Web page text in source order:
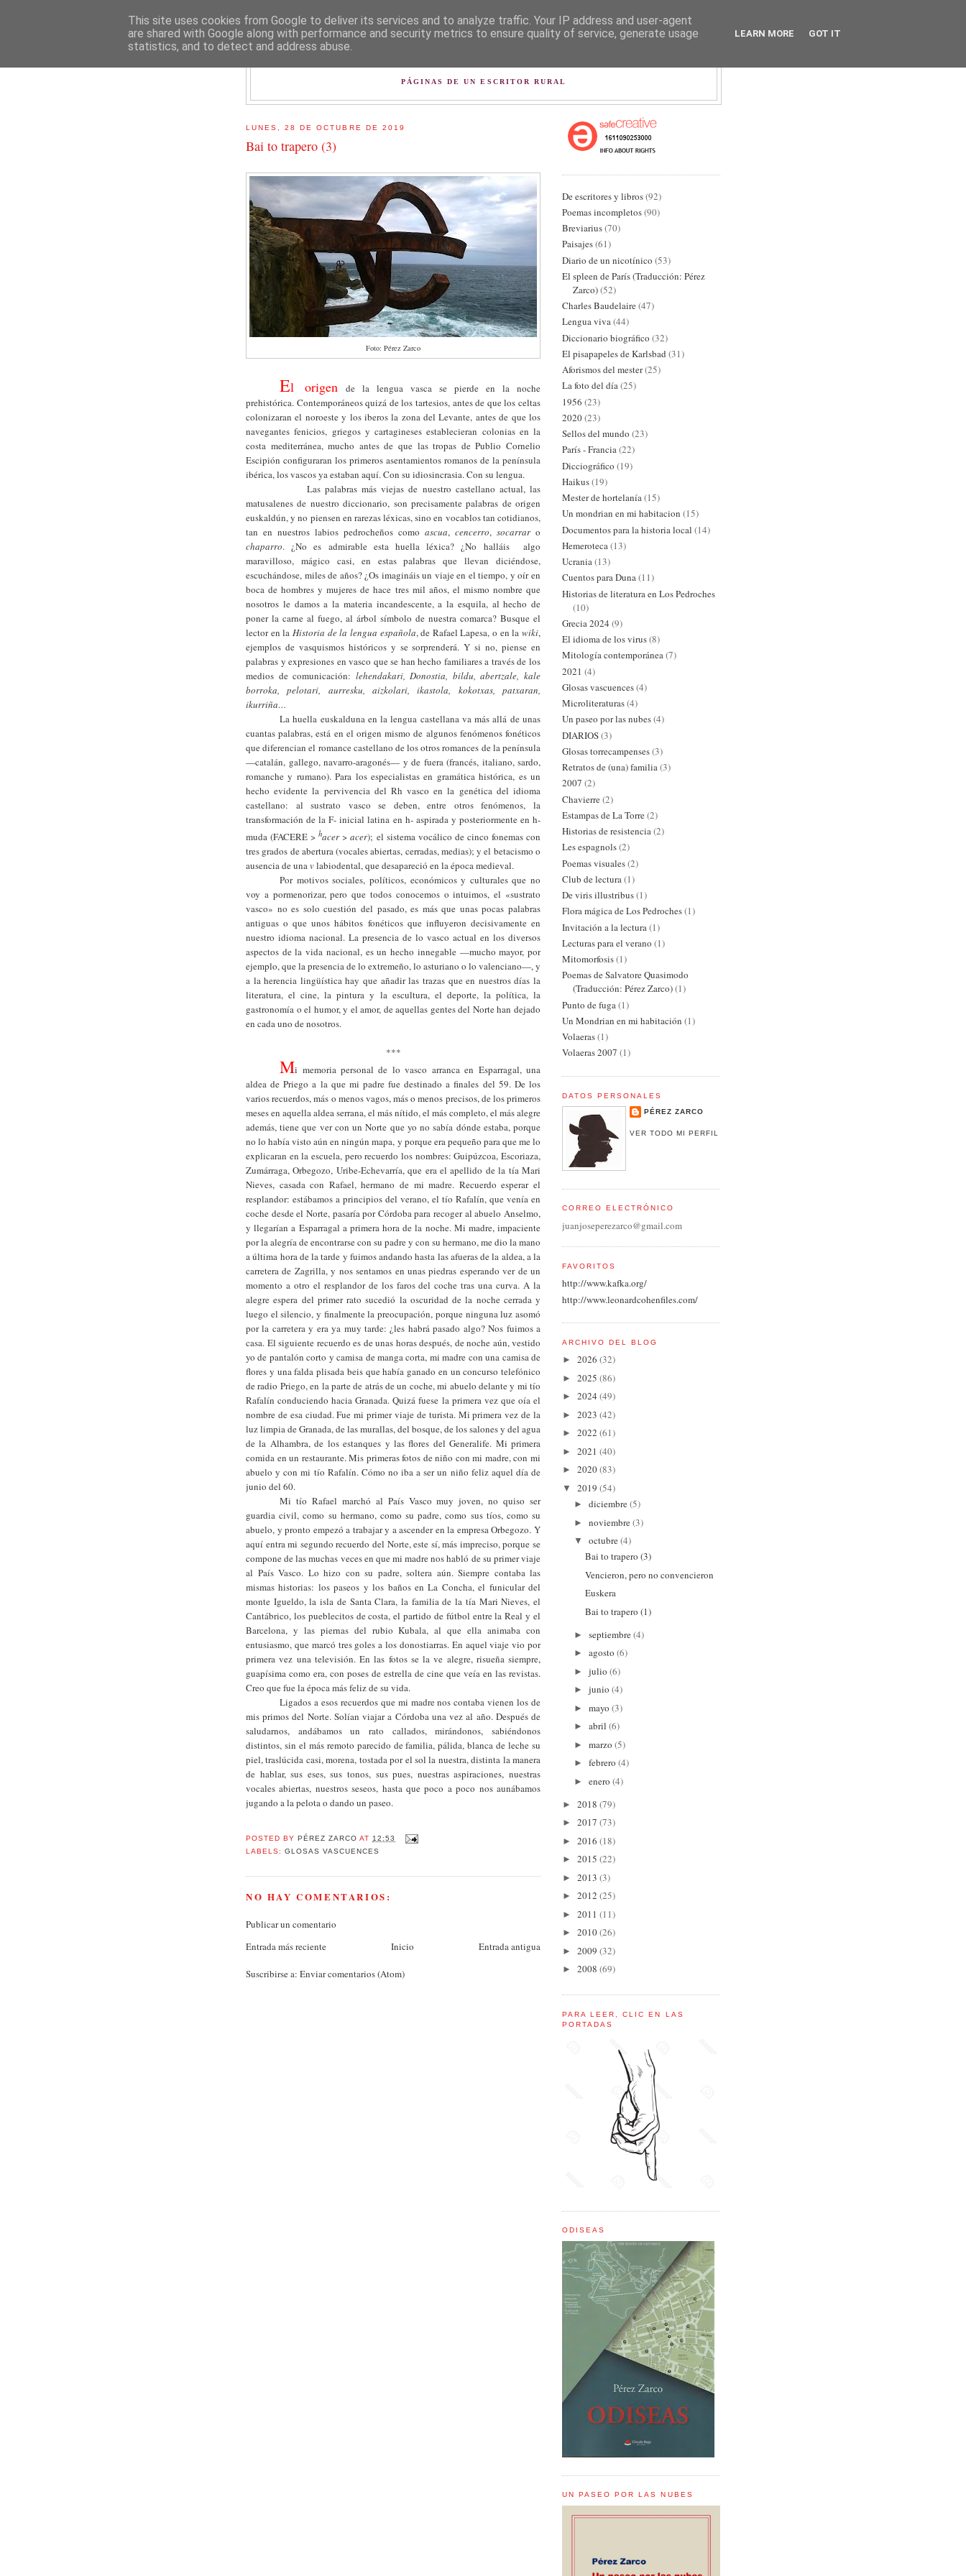
PÁGINAS DE UN ESCRITOR RURAL
LUNES, 28 DE OCTUBRE DE 2019
Bai to trapero (3)
Foto: Pérez Zarco
El origen de la lengua vasca se pierde en la noche
prehistórica. Contemporáneos quizá de los tartesios, antes de que los celtas
colonizaran el noroeste y los iberos la zona del Levante, antes de que los
navegantes fenicios, griegos y cartagineses establecieran colonias en la
costa mediterránea, mucho antes de que las tropas de Publio Cornelio
Escipión configuraran los primeros asentamientos romanos de la península
ibérica, los vascos ya estaban aquí. Con su idiosincrasia. Con su lengua.
Las palabras más viejas de nuestro castellano actual, las
matusalenes de nuestro diccionario, son precisamente palabras de origen
euskaldún, y no piensen en rarezas léxicas, sino en vocablos tan cotidianos,
tan en nuestros labios pedrocheños como ascua, cencerro, socarraro
chaparro. ¿No es admirable esta huella léxica? ¿No halláis
algo
maravilloso, mágico casi, en estas palabras que llevan diciéndose,
escuchándose, miles de años? ¿Os imagináis un viaje en el tiempo, y oír en
boca de hombres y mujeres de hace tres mil años, el mismo nombre que
nosotros le damos a la materia incandescente, a la esquila, al hecho de
poner la carne al fuego, al árbol símbolo de nuestra comarca? Busque el
lector en la Historia de la lengua española, de Rafael Lapesa, o en lawiki,
ejemplos de vasquismos históricos y se sorprenderá. Y si no, piense en
palabras y expresiones en vasco que se han hecho familiares a través de los
medios de comunicación: lehendakari, Donostia, bildu, abertzale, kale
borroka, pelotari, aurresku, aizkolari, ikastola, kokotxas, patxaran,
ikurriña…
La huella euskalduna en la lengua castellana va más allá de unas
cuantas palabras, está en el origen mismo de algunos fenómenos fonéticos
que diferencian el romance castellano de los otros romances de la península
—catalán, gallego, navarro-aragonés— y de fuera (francés, italiano, sardo,
romanche y rumano).Para los especialistas en gramática histórica, es un
hecho evidente la pervivencia del Rh vasco en la genética del idioma
castellano: al sustrato vasco se deben, entre otros fenómenos, la
transformación de la F- inicial latina en h- aspirada y posteriormente en h-
muda (FACERE >hacer>acer); el sistema vocálico de cinco fonemas con
tres grados de abertura (vocales abiertas, cerradas, medias); y el betacismo o
ausencia de unavlabiodental, que desapareció en la época medieval.
Por motivos sociales, políticos, económicos y culturales que no
voy a pormenorizar, pero que todos conocemos o intuimos, el «sustrato
vasco» no es solo cuestión del pasado, es más que unas pocas palabras
antiguas o que unos hábitos fonéticos que influyeron decisivamente en
nuestro idioma nacional. La presencia de lo vasco actual en los diversos
aspectos de la vida nacional, es un hecho innegable —mucho mayor, por
ejemplo, que la presencia de lo extremeño, lo asturiano o lo valenciano—, y
a la herencia lingüística hay que añadir las trazas que en nuestros días la
literatura, el cine, la pintura y la escultura, el deporte, la política, la
gastronomía o el humor, y el amor, de aquellas gentes del Norte han dejado
en cada uno de nosotros.
***
Mi memoria personal de lo vasco arranca en Esparragal, una
aldea de Priego a la que mi padre fue destinado a finales del 59. De los
varios recuerdos, más o menos vagos, más o menos precisos, de los primeros
meses en aquella aldea serrana, el más nítido, el más completo, el más alegre
además, tiene que ver con un Norte que yo no sabía dónde estaba, porque
no lo había visto aún en ningún mapa, y porque era pequeño para que me lo
explicaran en la escuela, pero recuerdo los nombres: Guipúzcoa, Escoriaza,
Zumárraga, Orbegozo, Uribe-Echevarría, que era el apellido de la tía Mari
Nieves, casada con Rafael, hermano de mi madre. Recuerdo esperar el
resplandor: estábamos a principios del verano, el tío Rafalín, que venía en
coche desde el Norte, pasaría por Córdoba para recoger al abuelo Anselmo,
y llegarían a Esparragal a primera hora de la noche. Mi madre, impaciente
por la alegría de encontrarse con su padre y con su hermano, me dio la mano
a última hora de la tarde y fuimos andando hasta las afueras de la aldea, a la
carretera de Zagrilla, y nos sentamos en unas piedras esperando ver de un
momento a otro el resplandor de los faros del coche tras una curva. A la
alegre espera del primer rato sucedió la oscuridad de la noche cerrada y
luego el silencio, y finalmente la preocupación, porque ninguna luz asomó
por la carretera y era ya muy tarde: ¿les habrá pasado algo? Nos fuimos a
casa. El siguiente recuerdo es de unas horas después, de noche aún, vestido
yo de pantalón corto y camisa de manga corta, mi madre con una camisa de
flores y una falda plisada beis que había ganado en un concurso telefónico
de radio Priego, en la parte de atrás de un coche, mi abuelo delante y mi tío
Rafalín conduciendo hacia Granada. Quizá fuese la primera vez que oía el
nombre de esa ciudad. Fue mi primer viaje de turista. Mi primera vez de la
luz limpia de Granada, de las murallas, del bosque, de los salones y del agua
de la Alhambra, de los estanques y las flores del Generalife. Mi primera
comida en un restaurante. Mis primeras fotos de niño con mi madre, con mi
abuelo y con mi tío Rafalín. Cómo no iba a ser un niño feliz aquel día de
junio del 60.
Mi tío Rafael marchó al País Vasco muy joven, no quiso ser
guardia civil, como su hermano, como su padre, como sus tíos, como su
abuelo, y pronto empezó a trabajar y a ascender en la empresa Orbegozo. Y
aquí entra mi segundo recuerdo del Norte, este sí, más impreciso, porque se
compone de las muchas veces en que mi madre nos habló de su primer viaje
al País Vasco. Lo hizo con su padre, soltera aún. Siempre contaba las
mismas historias: los paseos y los baños en La Concha, el funicular del
monte Igueldo, la isla de Santa Clara, la familia de la tía Mari Nieves, el
Cantábrico, los pueblecitos de costa, el partido de fútbol entre la Real y el
Barcelona, y las piernas del rubio Kubala, al que ella animaba con
entusiasmo, que marcó tres goles a los donostiarras. En aquel viaje vio por
primera vez una televisión. En las fotos se la ve alegre, risueña siempre,
guapísima como era, con poses de estrella de cine que veía en las revistas.
Creo que fue la época más feliz de su vida.
Ligados a esos recuerdos que mi madre nos contaba vienen los de
mis primos del Norte. Solían viajar a Córdoba una vez al año. Después de
saludarnos, andábamos un rato callados, mirándonos, sabiéndonos
distintos, sin el más remoto parecido de familia, pálida, blanca de leche su
piel, traslúcida casi, morena, tostada por el sol la nuestra, distinta la manera
de hablar, sus eses, sus tonos, sus pues, nuestras aspiraciones, nuestras
vocales abiertas, nuestros seseos, hasta que poco a poco nos aunábamos
jugando a la pelota o dando un paseo.
POSTED BYPÉREZ ZARCO AT 12:53
LABELS:GLOSAS VASCUENCES
NO HAY COMENTARIOS:
Publicar un comentario
Entrada más reciente
Entrada antigua
Inicio
Suscribirse a: Enviar comentarios (Atom)
De escritores y libros(92)
Poemas incompletos(90)
Breviarius(70)
Paisajes(61)
Diario de un nicotínico (53)
El spleen de París (Traducción: Pérez
Zarco)(52)
Charles Baudelaire(47)
Lengua viva(44)
Diccionario biográfico (32)
El pisapapeles de Karlsbad (31)
Aforismos del mester(25)
La foto del día(25)
1956 (23)
2020(23)
Sellos del mundo (23)
París - Francia(22)
Dicciográfico (19)
Haikus(19)
Mester de hortelanía(15)
Un mondrian en mi habitacion (15)
Documentos para la historia local (14)
Hemeroteca(13)
Ucrania(13)
Cuentos para Duna(11)
Historias de literatura en Los Pedroches
(10)
Grecia 2024 (9)
El idioma de los virus(8)
Mitología contemporánea(7)
2021 (4)
Glosas vascuences(4)
Microliteraturas(4)
Un paseo por las nubes(4)
DIARIOS(3)
Glosas torrecampenses(3)
Retratos de (una) familia(3)
2007 (2)
Chavierre(2)
Estampas de La Torre(2)
Historias de resistencia(2)
Les espagnols(2)
Poemas visuales(2)
Club de lectura(1)
De viris illustribus(1)
Flora mágica de Los Pedroches(1)
Invitación a la lectura (1)
Lecturas para el verano (1)
Mitomorfosis(1)
Poemas de Salvatore Quasimodo
(Traducción: Pérez Zarco)(1)
Punto de fuga (1)
Un Mondrian en mi habitación (1)
Volaeras(1)
Volaeras 2007 (1)
DATOS PERSONALES
PÉREZ ZARCO
VER TODO MI PERFIL
CORREO ELECTRÓNICO
juanjoseperezarco@gmail.com
FAVORITOS
http://www.kafka.org/
http://www.leonardcohenfiles.com/
ARCHIVO DEL BLOG
► 2026 (32)
► 2025 (86)
► 2024 (49)
► 2023 (42)
► 2022 (61)
► 2021 (40)
► 2020(83)
▼ 2019 (54)
► diciembre(5)
► noviembre(3)
▼ octubre(4)
Bai to trapero (3)
Vencieron, pero no convencieron
Euskera
Bai to trapero (1)
► septiembre(4)
► agosto (6)
► julio (6)
► junio (4)
► mayo (3)
► abril (6)
► marzo (5)
► febrero (4)
► enero (4)
► 2018 (79)
► 2017 (73)
► 2016 (18)
► 2015 (22)
► 2013 (3)
► 2012 (25)
► 2011 (11)
► 2010(26)
► 2009 (32)
► 2008 (69)
PARA LEER, CLIC EN LAS
PORTADAS
ODISEAS
UN PASEO POR LAS NUBES
This site uses cookies from Google to deliver its services and to analyze traffic. Your IP address and user-agent
are shared with Google along with performance and security metrics to ensure quality of service, generate usage
statistics, and to detect and address abuse.
LEARN MORE GOT IT